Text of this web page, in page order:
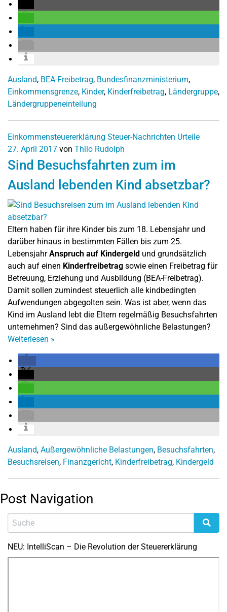
Ausland, BEA-Freibetrag, Bundesfinanzministerium,
Einkommensgrenze, Kinder, Kinderfreibetrag, Ländergruppe,
Ländergruppeneinteilung
Einkommensteuererklärung Steuer-Nachrichten Urteile
27. April 2017 von Thilo Rudolph
Sind Besuchsfahrten zum im
Ausland lebenden Kind absetzbar?
Eltern haben für ihre Kinder bis zum 18. Lebensjahr und
darüber hinaus in bestimmten Fällen bis zum 25.
LebensjahrAnspruch auf Kindergeld und grundsätzlich
auch auf einen Kinderfreibetrag sowie einen Freibetrag für
Betreuung, Erziehung und Ausbildung (BEA-Freibetrag).
Damit sollen zumindest steuerlich alle kindbedingten
Aufwendungen abgegolten sein. Was ist aber, wenn das
Kind im Ausland lebt die Eltern regelmäßig Besuchsfahrten
unternehmen? Sind das außergewöhnliche Belastungen?
Weiterlesen »
Ausland, Außergewöhnliche Belastungen, Besuchsfahrten,
Besuchsreisen, Finanzgericht, Kinderfreibetrag, Kindergeld
Post Navigation
NEU: IntelliScan – Die Revolution der Steuererklärung